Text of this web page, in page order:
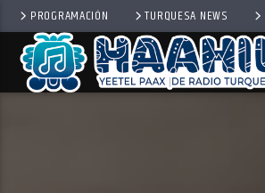
PROGRAMACIÓN TURQUESA NEWS